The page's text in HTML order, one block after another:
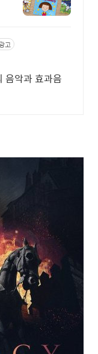
고
음악과 효과음